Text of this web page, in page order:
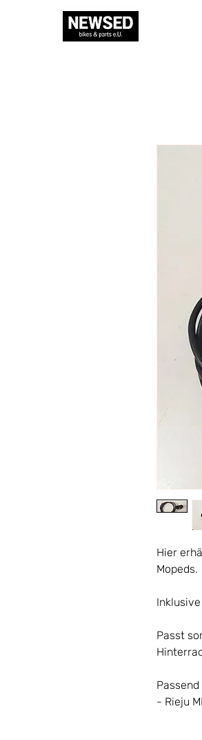
Hier
Mopeds.
Passt
Passend
- Rieju